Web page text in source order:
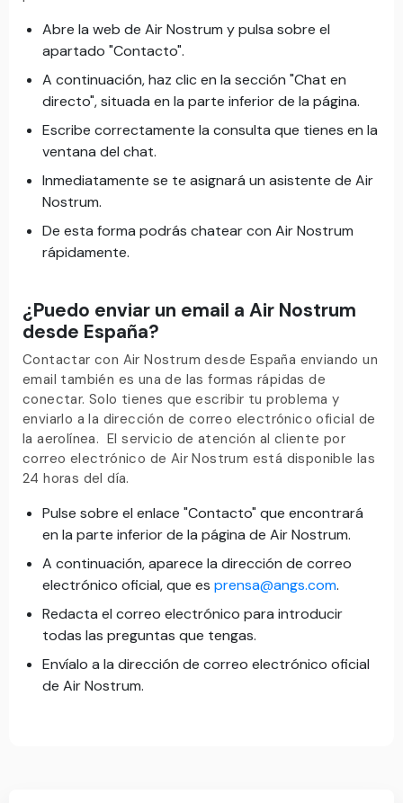
Abre la web de Air Nostrum y pulsa sobre el
apartado "Contacto".
A continuación, haz clic en la sección "Chat en
directo", situada en la parte inferior de la página.
Escribe correctamente la consulta que tienes en la
ventana del chat.
Inmediatamente se te asignará un asistente de Air
Nostrum.
De esta forma podrás chatear con Air Nostrum
rápidamente.
¿Puedo enviar un email a Air Nostrum
desde España?
Contactar con Air Nostrum desde España enviando un
email también es una de las formas rápidas de
conectar. Solo tienes que escribir tu problema y
enviarlo a la dirección de correo electrónico oficial de
la aerolínea. El servicio de atención al cliente por
correo electrónico de Air Nostrum está disponible las
24 horas del día.
Pulse sobre el enlace "Contacto" que encontrará
en la parte inferior de la página de Air Nostrum.
A continuación, aparece la dirección de correo
electrónico oficial, que es prensa@angs.com.
Redacta el correo electrónico para introducir
todas las preguntas que tengas.
Envíalo a la dirección de correo electrónico oficial
de Air Nostrum.